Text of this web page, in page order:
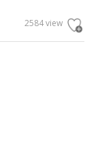
2584 view